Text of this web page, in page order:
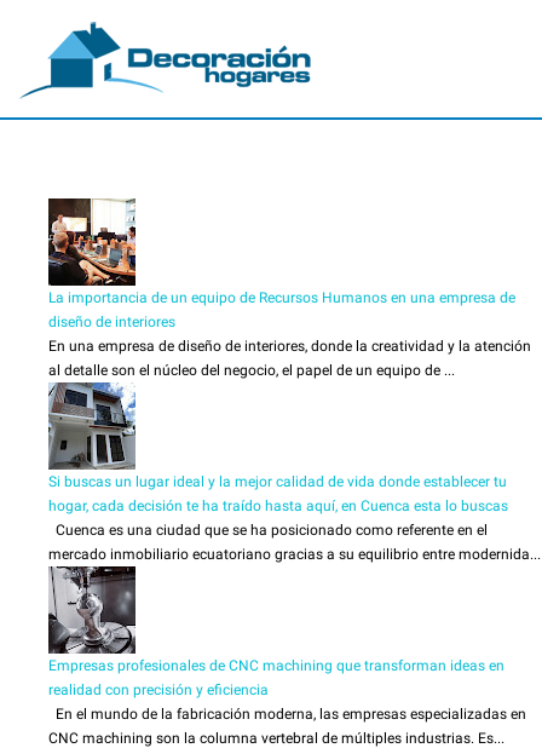
La importancia de un equipo de Recursos Humanos en una empresa de
diseño de interiores
En una empresa de diseño de interiores, donde la creatividad y la atención
al detalle son el núcleo del negocio, el papel de un equipo de ...
Si buscas un lugar ideal y la mejor calidad de vida donde establecer tu
hogar, cada decisión te ha traído hasta aquí, en Cuenca esta lo buscas
Cuenca es una ciudad que se ha posicionado como referente en el
mercado inmobiliario ecuatoriano gracias a su equilibrio entre modernida...
Empresas profesionales de CNC machining que transforman ideas en
realidad con precisión y eficiencia
En el mundo de la fabricación moderna, las empresas especializadas en
CNC machining son la columna vertebral de múltiples industrias. Es...